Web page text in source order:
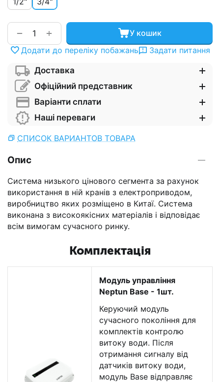
+
−
У кошик
Додати до переліку побажань
Задати питання
Доставка
Офіційний представник
Варіанти сплати
Наші переваги
СПИСОК ВАРИАНТОВ ТОВАРА
Опис
Система низького цінового сегмента за рахунок
використання в ній кранів з електроприводом,
виробництво яких розміщено в Китаї. Система
виконана з високоякісних матеріалів і відповідає
всім вимогам сучасного ринку.
Комплектація
Модуль управління
Neptun Base - 1шт.
Керуючий модуль
сучасного покоління для
комплектів контролю
витоку води. Після
отримання сигналу від
датчиків витоку води,
модуль Base відправляє